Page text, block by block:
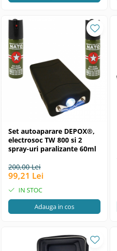
Set autoaparare DEPOX®,
electrosoc TW 800 si 2
spray-uri paralizante 60ml
200,00 Lei
99,21 Lei
IN STOC
Adauga in cos